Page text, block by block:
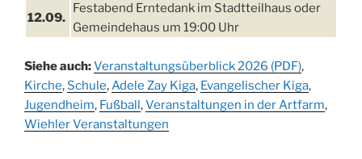
12.09.
Festabend Erntedank im Stadtteilhaus oder
Gemeindehaus um 19:00 Uhr
13.09.
Stadtteilhaus um 14:00 Uhr
19.09.
Schlagerabend im Stadtteilhaus
Drabenderhöhe
Siehe auch:Veranstaltungsüberblick 2026 (PDF),
Kirche, Schule,Adele Zay Kiga, Evangelischer Kiga,
Jugendheim, Fußball,Veranstaltungen in der Artfarm,
Wiehler Veranstaltungen